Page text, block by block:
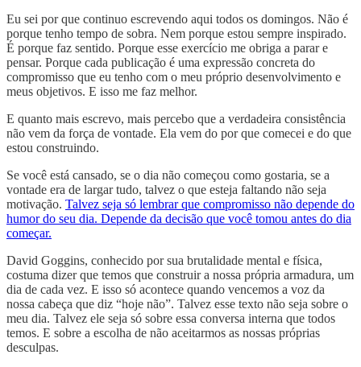
Eu sei por que continuo escrevendo aqui todos os domingos. Não é
porque tenho tempo de sobra. Nem porque estou sempre inspirado.
É porque faz sentido. Porque esse exercício me obriga a parar e
pensar. Porque cada publicação é uma expressão concreta do
compromisso que eu tenho com o meu próprio desenvolvimento e
meus objetivos. E isso me faz melhor.
E quanto mais escrevo, mais percebo que a verdadeira consistência
não vem da força de vontade. Ela vem do por que comecei e do que
estou construindo.
Se você está cansado, se o dia não começou como gostaria, se a
vontade era de largar tudo, talvez o que esteja faltando não seja
motivação. Talvez seja só lembrar que compromisso não depende do
humor do seu dia. Depende da decisão que você tomou antes do dia
começar.
David Goggins, conhecido por sua brutalidade mental e física,
costuma dizer que temos que construir a nossa própria armadura, um
dia de cada vez. E isso só acontece quando vencemos a voz da
nossa cabeça que diz “hoje não”. Talvez esse texto não seja sobre o
meu dia. Talvez ele seja só sobre essa conversa interna que todos
temos. E sobre a escolha de não aceitarmos as nossas próprias
desculpas.